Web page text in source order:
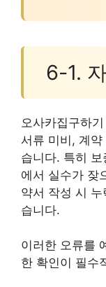
6-1.
오사카집구하
서류 미비, 계
습니다. 특히
에서 실수가 잦
약서 작성 시
습니다.
이러한 오류를
한 확인이 필수